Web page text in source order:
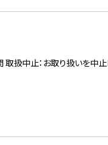
中止：お取り扱いを中止